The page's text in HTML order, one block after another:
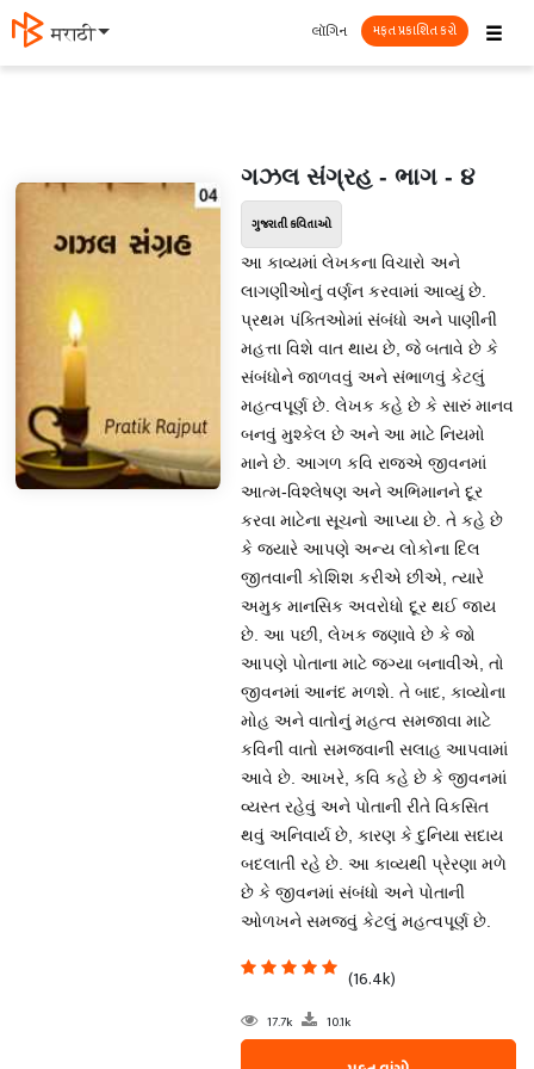
मराठी ☰
લૉગિન મફત પ્રકાશિત કરો
ગઝલ સંગ્રહ - ભાગ - ૪
ગુજરાતી કવિતાઓ
આ કાવ્યમાં લેખકના વિચારો અને
લાગણીઓનું વર્ણન કરવામાં આવ્યું છે.
પ્રથમ પંક્તિઓમાં સંબંધો અને પાણીની
મહત્તા વિશે વાત થાય છે, જે બતાવે છે કે
સંબંધોને જાળવવું અને સંભાળવું કેટલું
મહત્વપૂર્ણ છે. લેખક કહે છે કે સારું માનવ
બનવું મુશ્કેલ છે અને આ માટે નિયમો
માને છે. આગળ કવિ રાજએ જીવનમાં
આત્મ-વિશ્લેષણ અને અભિમાનને દૂર
કરવા માટેના સૂચનો આપ્યા છે. તે કહે છે
કે જ્યારે આપણે અન્ય લોકોના દિલ
જીતવાની કોશિશ કરીએ છીએ, ત્યારે
અમુક માનસિક અવરોધો દૂર થઈ જાય
છે. આ પછી, લેખક જણાવે છે કે જો
આપણે પોતાના માટે જગ્યા બનાવીએ, તો
જીવનમાં આનંદ મળશે. તે બાદ, કાવ્યોના
મોહ અને વાતોનું મહત્વ સમજાવા માટે
કવિની વાતો સમજવાની સલાહ આપવામાં
આવે છે. આખરે, કવિ કહે છે કે જીવનમાં
વ્યસ્ત રહેવું અને પોતાની રીતે વિકસિત
થવું અનિવાર્ય છે, કારણ કે દુનિયા સદાય
બદલાતી રહે છે. આ કાવ્યથી પ્રેરણા મળે
છે કે જીવનમાં સંબંધો અને પોતાની
ઓળખને સમજવું કેટલું મહત્વપૂર્ણ છે.
(16.4k)
17.7k 10.1k